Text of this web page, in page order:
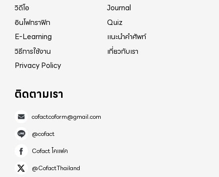
วิดีโอ
Journal
อินโฟกราฟิก
Quiz
E-Learning
แนะนำคำศัพท์
วิธีการใช้งาน
เกี่ยวกับเรา
Privacy Policy
ติดตามเรา
cofactcoform@gmail.com
@cofact
Cofact โคแฟค
@CofactThailand